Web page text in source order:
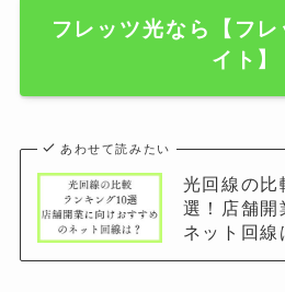
フレッツ光なら【フ
イト】
あわせて読みたい
光回線の比
選！店舗開
ネット回線